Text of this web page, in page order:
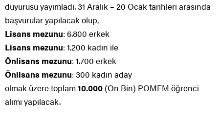
duyurusu yayımladı. 31 Aralık – 20 Ocak tarihleri arasında
başvurular yapılacak olup,
Lisans mezunu: 6.800 erkek
Lisans mezunu: 1.200 kadın ile
Önlisans mezunu: 1.700 erkek
Önlisans mezunu: 300 kadın aday
olmak üzere toplam10.000 (On Bin) POMEM öğrenci
alımı yapılacak.